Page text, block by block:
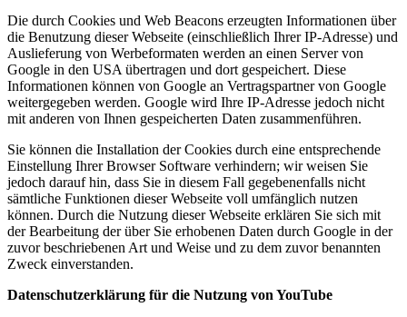
Die durch Cookies und Web Beacons erzeugten Informationen über
die Benutzung dieser Webseite (einschließlich Ihrer IP-Adresse) und
Auslieferung von Werbeformaten werden an einen Server von
Google in den USA übertragen und dort gespeichert. Diese
Informationen können von Google an Vertragspartner von Google
weitergegeben werden. Google wird Ihre IP-Adresse jedoch nicht
mit anderen von Ihnen gespeicherten Daten zusammenführen.
Sie können die Installation der Cookies durch eine entsprechende
Einstellung Ihrer Browser Software verhindern; wir weisen Sie
jedoch darauf hin, dass Sie in diesem Fall gegebenenfalls nicht
sämtliche Funktionen dieser Webseite voll umfänglich nutzen
können. Durch die Nutzung dieser Webseite erklären Sie sich mit
der Bearbeitung der über Sie erhobenen Daten durch Google in der
zuvor beschriebenen Art und Weise und zu dem zuvor benannten
Zweck einverstanden.
Datenschutzerklärung für die Nutzung von YouTube